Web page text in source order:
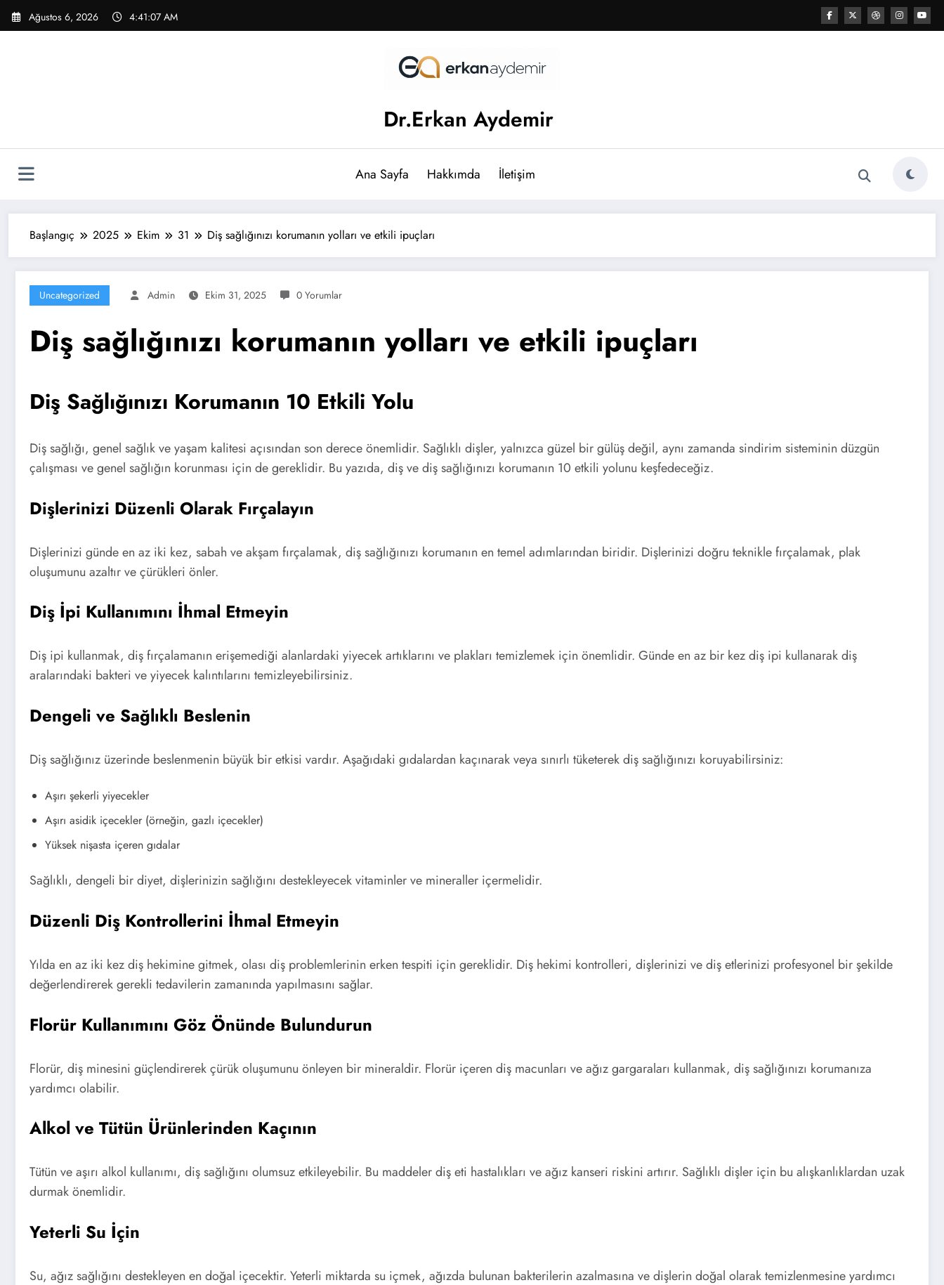
İçeriğe
atla
Ağustos 6, 2026 4:41:08 AM
Dr.Erkan Aydemir
Ana Sayfa Hakkımda İletişim
Başlangıç 2025 Ekim 31 Diş sağlığınızı korumanın yolları ve etkili ipuçları
Uncategorized Admin Ekim 31, 2025 0 Yorumlar
Diş sağlığınızı korumanın yolları ve etkili ipuçları
Diş Sağlığınızı Korumanın 10 Etkili Yolu
Diş sağlığı, genel sağlık ve yaşam kalitesi açısından son derece önemlidir. Sağlıklı dişler, yalnızca güzel bir gülüş değil, aynı zamanda sindirim sisteminin düzgün
çalışması ve genel sağlığın korunması için de gereklidir. Bu yazıda, diş ve diş sağlığınızı korumanın 10 etkili yolunu keşfedeceğiz.
Dişlerinizi Düzenli Olarak Fırçalayın
Dişlerinizi günde en az iki kez, sabah ve akşam fırçalamak, diş sağlığınızı korumanın en temel adımlarından biridir. Dişlerinizi doğru teknikle fırçalamak, plak
oluşumunu azaltır ve çürükleri önler.
Diş İpi Kullanımını İhmal Etmeyin
Diş ipi kullanmak, diş fırçalamanın erişemediği alanlardaki yiyecek artıklarını ve plakları temizlemek için önemlidir. Günde en az bir kez diş ipi kullanarak diş
aralarındaki bakteri ve yiyecek kalıntılarını temizleyebilirsiniz.
Dengeli ve Sağlıklı Beslenin
Diş sağlığınız üzerinde beslenmenin büyük bir etkisi vardır. Aşağıdaki gıdalardan kaçınarak veya sınırlı tüketerek diş sağlığınızı koruyabilirsiniz:
Aşırı şekerli yiyecekler
Aşırı asidik içecekler (örneğin, gazlı içecekler)
Yüksek nişasta içeren gıdalar
Sağlıklı, dengeli bir diyet, dişlerinizin sağlığını destekleyecek vitaminler ve mineraller içermelidir.
Düzenli Diş Kontrollerini İhmal Etmeyin
Yılda en az iki kez diş hekimine gitmek, olası diş problemlerinin erken tespiti için gereklidir. Diş hekimi kontrolleri, dişlerinizi ve diş etlerinizi profesyonel bir şekilde
değerlendirerek gerekli tedavilerin zamanında yapılmasını sağlar.
Florür Kullanımını Göz Önünde Bulundurun
Florür, diş minesini güçlendirerek çürük oluşumunu önleyen bir mineraldir. Florür içeren diş macunları ve ağız gargaraları kullanmak, diş sağlığınızı korumanıza
yardımcı olabilir.
Alkol ve Tütün Ürünlerinden Kaçının
Tütün ve aşırı alkol kullanımı, diş sağlığını olumsuz etkileyebilir. Bu maddeler diş eti hastalıkları ve ağız kanseri riskini artırır. Sağlıklı dişler için bu alışkanlıklardan uzak
durmak önemlidir.
Yeterli Su İçin
Su, ağız sağlığını destekleyen en doğal içecektir. Yeterli miktarda su içmek, ağızda bulunan bakterilerin azalmasına ve dişlerin doğal olarak temizlenmesine yardımcı